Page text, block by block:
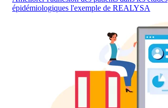
épidémiologiques l'exemple de REALYSA